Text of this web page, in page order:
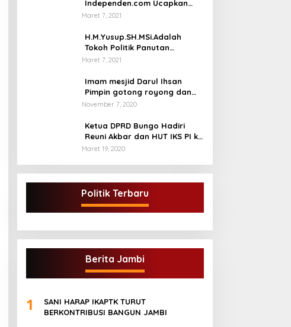
Independen.com Ucapkan
Ribuan Trimakasih Kepada
Pembaca.
Maret 7, 2021
H.M.Yusup.SH.MSi.Adalah
Tokoh Politik Panutan
Bersosial Tinggi.
Maret 7, 2021
Imam mesjid Darul Ihsan
Pimpin gotong royong dan
rehab masjid di desa Tambun
kabupaten tebo
November 7, 2020
Ketua DPRD Bungo Hadiri
Reuni Akbar dan HUT IKS PI ke
40
Maret 19, 2020
Politik Terbaru
Berita Jambi
1
SANI HARAP IKAPTK TURUT
BERKONTRIBUSI BANGUN JAMBI